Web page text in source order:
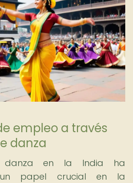
empleo a través
danza
danza en la India ha
un papel crucial en la